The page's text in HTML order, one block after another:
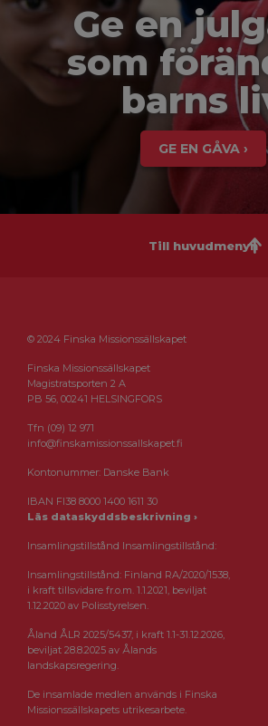
Ge en
som
barns
GE EN GÅVA ›
Till huvudmenyn
© 2024 Finska Missionssällskapet
Finska Missionssällskapet
Magistratsporten 2 A
PB 56, 00241 HELSINGFORS
Tfn (09) 12 971
info@finskamissionssallskapet.fi
Kontonummer: Danske Bank
IBAN FI38 8000 1400 1611 30
Läs dataskyddsbeskrivning ›
Insamlingstillstånd Insamlingstillstånd:
Insamlingstillstånd: Finland RA/2020/1538,
i kraft tillsvidare fr.o.m. 1.1.2021, beviljat
1.12.2020 av Polisstyrelsen.
Åland ÅLR 2025/5437, i kraft 1.1-31.12.2026,
beviljat 28.8.2025 av Ålands
landskapsregering.
De insamlade medlen används i Finska
Missionssällskapets utrikesarbete.